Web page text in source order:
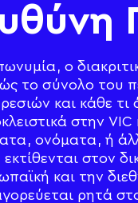
ο
το σύνολο του
και κάθε
στην
ονόματα, ή
εκτίθενται στον
και την
ρητά